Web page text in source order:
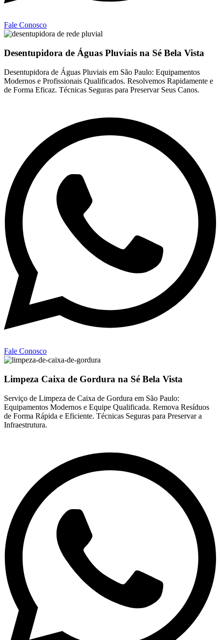
Fale Conosco
Desentupidora de Águas Pluviais na Sé Bela Vista
Desentupidora de Águas Pluviais em São Paulo: Equipamentos
Modernos e Profissionais Qualificados. Resolvemos Rapidamente e
de Forma Eficaz. Técnicas Seguras para Preservar Seus Canos.
Fale Conosco
Limpeza Caixa de Gordura na Sé Bela Vista
Serviço de Limpeza de Caixa de Gordura em São Paulo:
Equipamentos Modernos e Equipe Qualificada. Remova Resíduos
de Forma Rápida e Eficiente. Técnicas Seguras para Preservar a
Infraestrutura.